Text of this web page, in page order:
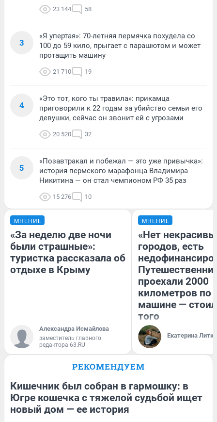
23 144 58
3
«Я упертая»: 70-летняя пермячка похудела со
100 до 59 кило, прыгает с парашютом и может
протащить машину
21 710 19
4
«Это тот, кого ты травила»: прикамца
приговорили к 22 годам за убийство семьи его
девушки, сейчас он звонит ей с угрозами
20 520 32
5
«Позавтракал и побежал — это уже привычка»:
история пермского марафонца Владимира
Никитина — он стал чемпионом РФ 35 раз
15 276 10
МНЕНИЕ
«За неделю две ночи
были страшные»:
туристка рассказала об
отдыхе в Крыму
Александра Исмайлова
заместитель главного
редактора 63.RU
МНЕНИЕ
«Нет
городов, есть
проехали 2000
километров по
машине —
того
Екатерина
РЕКОМЕНДУЕМ
Кишечник был собран в гармошку: в
Югре кошечка с тяжелой судьбой ищет
новый дом — ее история